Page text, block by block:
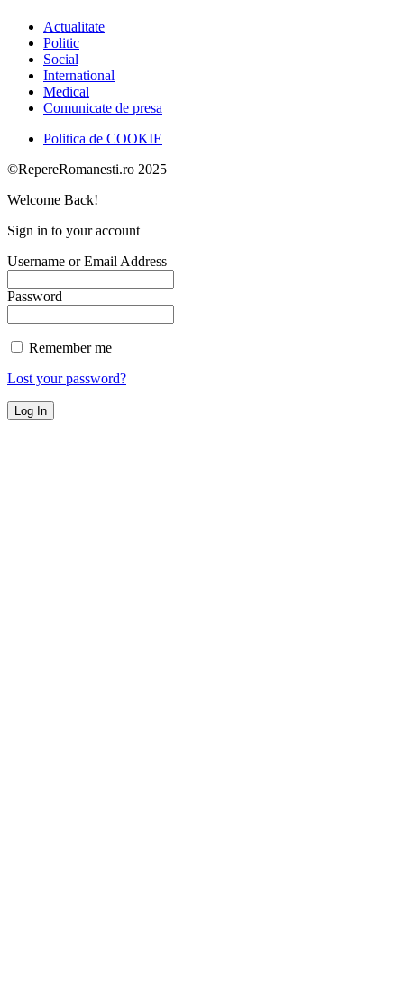
Actualitate
Politic
Social
International
Medical
Comunicate de presa
Politica de COOKIE
©RepereRomanesti.ro 2025
Welcome Back!
Sign in to your account
Username or Email Address
Password
Remember me
Lost your password?